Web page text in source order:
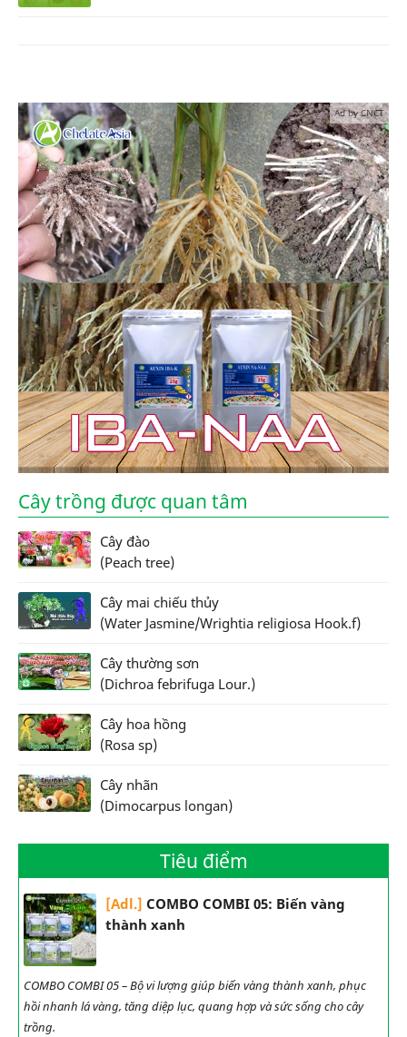
Ad by CNCT
Cây trồng được quan tâm
Cây đào
(Peach tree)
Cây mai chiếu thủy
(Water Jasmine/Wrightia religiosa Hook.f)
Cây thường sơn
(Dichroa febrifuga Lour.)
Cây hoa hồng
(Rosa sp)
Cây nhãn
(Dimocarpus longan)
Tiêu điểm
[Adl.] COMBO COMBI 05: Biến vàng
thành xanh
COMBO COMBI 05 – Bộ vi lượng giúp biến vàng thành xanh, phục
hồi nhanh lá vàng, tăng diệp lục, quang hợp và sức sống cho cây
trồng.